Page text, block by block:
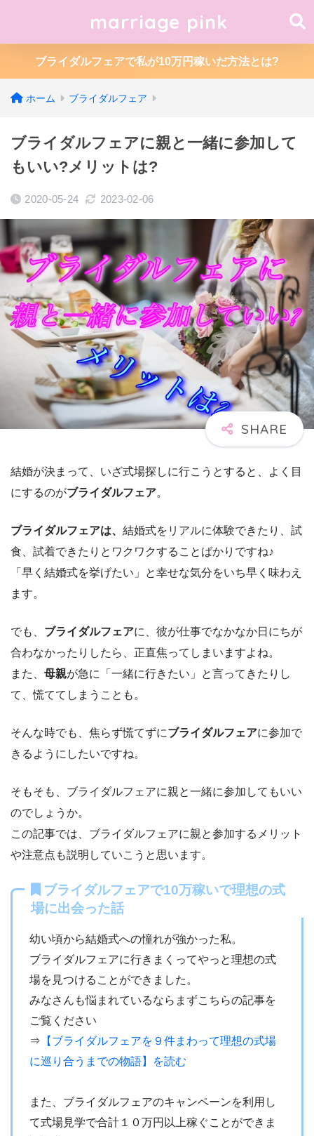
marriage pink
ブライダルフェアで私が10万円稼いだ方法とは?
ホーム ブライダルフェア
ブライダルフェアに親と一緒に参加して
もいい?メリットは?
2020-05-24 2023-02-06
結婚が決まって、いざ式場探しに行こうとすると、よく目
にするのがブライダルフェア。
ブライダルフェアは、 結婚式をリアルに体験できたり、試
食、試着できたりとワクワクすることばかりですね♪
「早く結婚式を挙げたい」と幸せな気分をいち早く味わえ
ます。
でも、 ブライダルフェアに、彼が仕事でなかなか日にちが
合わなかったりしたら、正直焦ってしまいますよね。
また、 母親が急に「一緒に行きたい」と言ってきたりし
て、慌ててしまうことも。
そんな時でも、焦らず慌てずにブライダルフェアに参加で
きるようにしたいですね。
そもそも、ブライダルフェアに親と一緒に参加してもいい
のでしょうか。
この記事では、ブライダルフェアに親と参加するメリット
や注意点も説明していこうと思います。
ブライダルフェアで10万稼いで理想の式
場に出会った話
幼い頃から結婚式への憧れが強かった私。
ブライダルフェアに行きまくってやっと理想の式
場を見つけることができました。
みなさんも悩まれているならまずこちらの記事を
ご覧ください
⇒ 【ブライダルフェアを９件まわって理想の式場
に巡り合うまでの物語】を読む
また、ブライダルフェアのキャンペーンを利用し
て式場見学で合計１０万円以上稼ぐことができま